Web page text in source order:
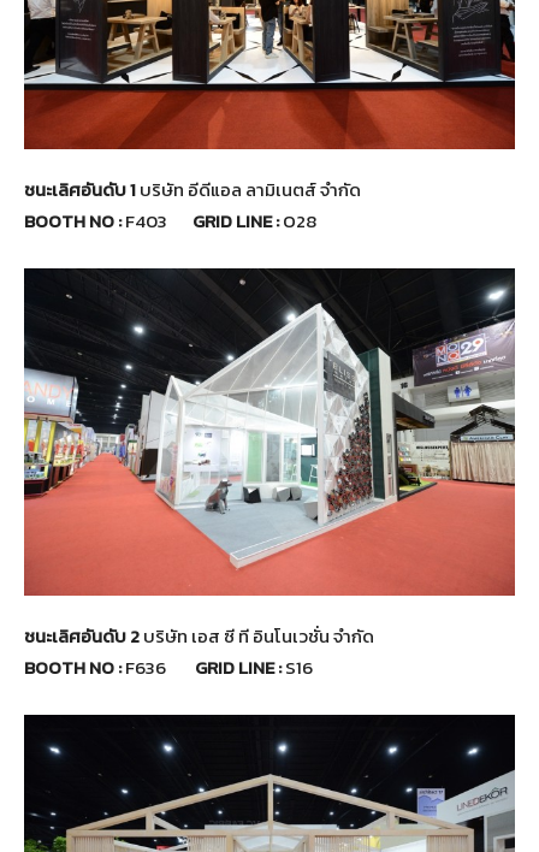
ชนะเลิศอันดับ 1บริษัท อีดีแอล ลามิเนตส์ จำกัด
BOOTH NO :F403 GRID LINE :O28
ชนะเลิศอันดับ 2บริษัท เอส ซี ที อินโนเวชั่น จำกัด
BOOTH NO :F636 GRID LINE :S16